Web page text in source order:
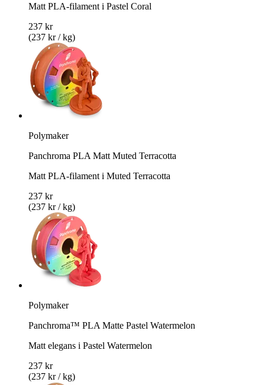
Matt PLA-filament i Pastel Coral
237 kr
(237 kr / kg)
Polymaker
Panchroma PLA Matt Muted Terracotta
Matt PLA-filament i Muted Terracotta
237 kr
(237 kr / kg)
Polymaker
Panchroma™ PLA Matte Pastel Watermelon
Matt elegans i Pastel Watermelon
237 kr
(237 kr / kg)